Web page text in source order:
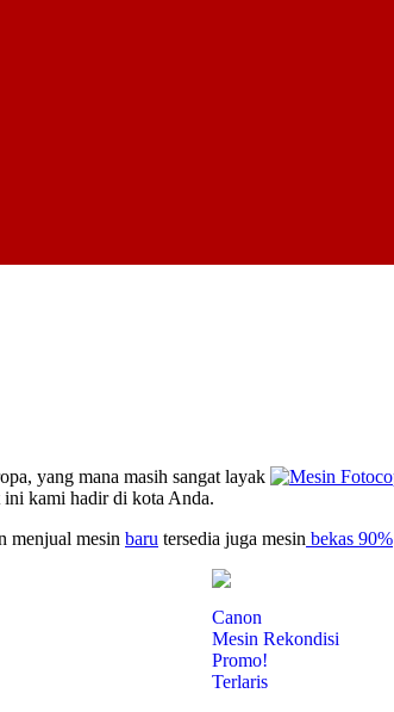
yang mana masih sangat layak
ini kami hadir di kota Anda.
menjual mesin baru tersedia juga mesin bekas 90%
Canon
Mesin Rekondisi
Promo!
Terlaris